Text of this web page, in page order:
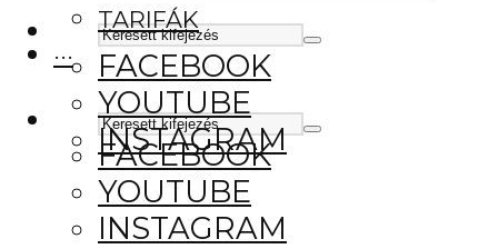
FACEBOOK
YOUTUBE
INSTAGRAM
TARIFÁK
···
FACEBOOK
YOUTUBE
INSTAGRAM